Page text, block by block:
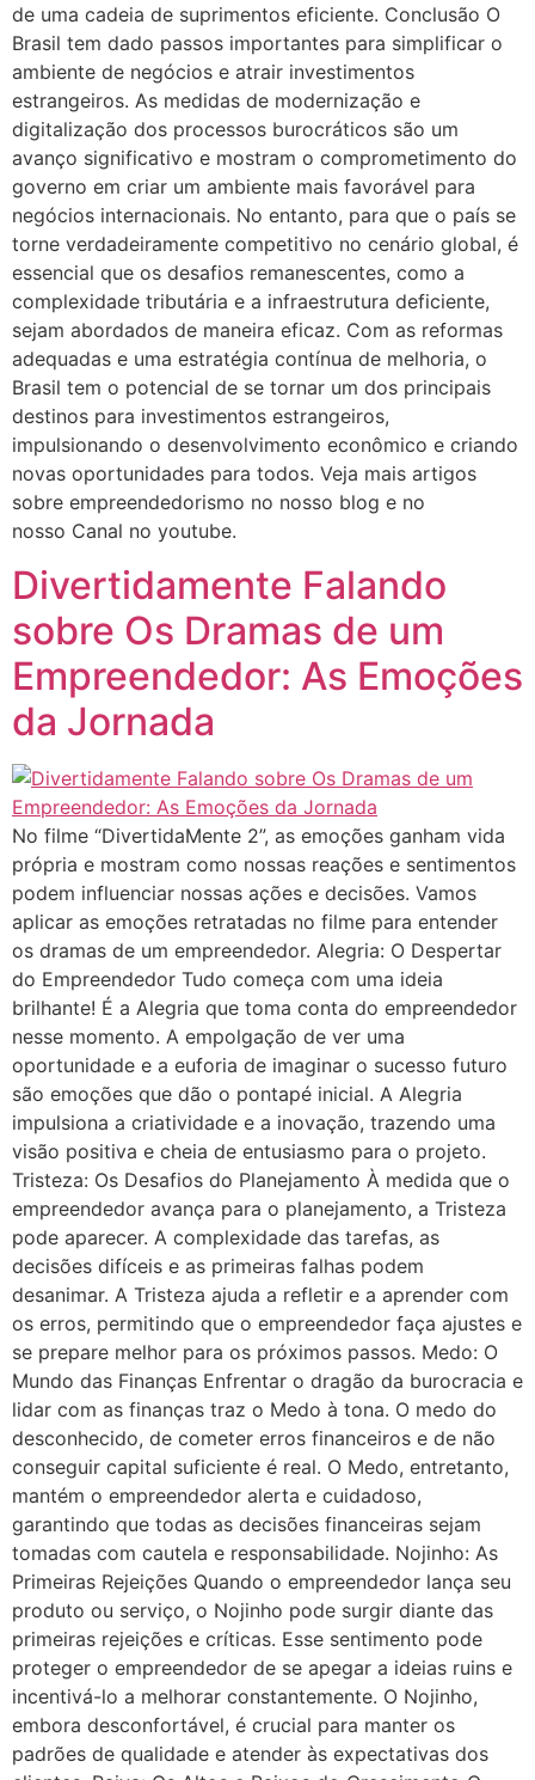
de uma cadeia de suprimentos eficiente. Conclusão O
Brasil tem dado passos importantes para simplificar o
ambiente de negócios e atrair investimentos
estrangeiros. As medidas de modernização e
digitalização dos processos burocráticos são um
avanço significativo e mostram o comprometimento do
governo em criar um ambiente mais favorável para
negócios internacionais. No entanto, para que o país se
torne verdadeiramente competitivo no cenário global, é
essencial que os desafios remanescentes, como a
complexidade tributária e a infraestrutura deficiente,
sejam abordados de maneira eficaz. Com as reformas
adequadas e uma estratégia contínua de melhoria, o
Brasil tem o potencial de se tornar um dos principais
destinos para investimentos estrangeiros,
impulsionando o desenvolvimento econômico e criando
novas oportunidades para todos. Veja mais artigos
sobre empreendedorismo no nosso blog e no
nosso Canal no youtube.
Divertidamente Falando
sobre Os Dramas de um
Empreendedor: As Emoções
da Jornada
No filme “DivertidaMente 2”, as emoções ganham vida
própria e mostram como nossas reações e sentimentos
podem influenciar nossas ações e decisões. Vamos
aplicar as emoções retratadas no filme para entender
os dramas de um empreendedor. Alegria: O Despertar
do Empreendedor Tudo começa com uma ideia
brilhante! É a Alegria que toma conta do empreendedor
nesse momento. A empolgação de ver uma
oportunidade e a euforia de imaginar o sucesso futuro
são emoções que dão o pontapé inicial. A Alegria
impulsiona a criatividade e a inovação, trazendo uma
visão positiva e cheia de entusiasmo para o projeto.
Tristeza: Os Desafios do Planejamento À medida que o
empreendedor avança para o planejamento, a Tristeza
pode aparecer. A complexidade das tarefas, as
decisões difíceis e as primeiras falhas podem
desanimar. A Tristeza ajuda a refletir e a aprender com
os erros, permitindo que o empreendedor faça ajustes e
se prepare melhor para os próximos passos. Medo: O
Mundo das Finanças Enfrentar o dragão da burocracia e
lidar com as finanças traz o Medo à tona. O medo do
desconhecido, de cometer erros financeiros e de não
conseguir capital suficiente é real. O Medo, entretanto,
mantém o empreendedor alerta e cuidadoso,
garantindo que todas as decisões financeiras sejam
tomadas com cautela e responsabilidade. Nojinho: As
Primeiras Rejeições Quando o empreendedor lança seu
produto ou serviço, o Nojinho pode surgir diante das
primeiras rejeições e críticas. Esse sentimento pode
proteger o empreendedor de se apegar a ideias ruins e
incentivá-lo a melhorar constantemente. O Nojinho,
embora desconfortável, é crucial para manter os
padrões de qualidade e atender às expectativas dos